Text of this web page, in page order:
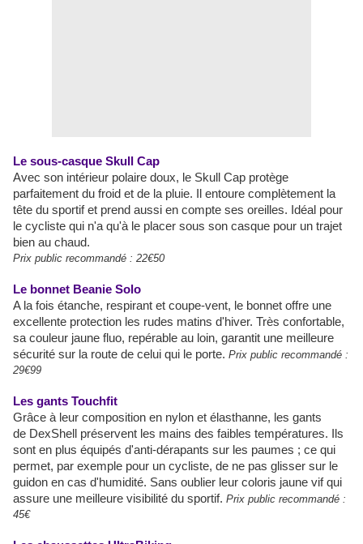
Le sous-casque Skull
Cap
Avec son intérieur polaire doux, le Skull
Cap protège
parfaitement du froid et de la pluie. Il entoure complètement la
tête du sportif et prend aussi en compte ses oreilles. Idéal pour
le cycliste qui n'a qu'à le placer sous son casque pour un trajet
bien au chaud.
Prix public recommandé : 22€50
Le bonnet Beanie Solo
A la fois étanche, respirant et coupe-vent, le bonnet offre une
excellente protection les rudes matins d'hiver. Très confortable,
sa couleur jaune fluo, repérable au loin, garantit une meilleure
sécurité sur la route de celui qui le porte. Prix public recommandé :
29€99
Les gants Touchfit
Grâce à leur composition en nylon et élasthanne, les gants
de DexShell
préservent les mains des faibles températures. Ils
sont en plus équipés d'anti-dérapants sur les paumes ; ce qui
permet, par exemple pour un cycliste, de ne pas glisser sur le
guidon en cas d'humidité. Sans oublier leur coloris jaune vif qui
assure une meilleure visibilité du sportif. Prix public recommandé :
45€